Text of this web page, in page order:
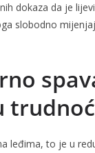
dokaza da je
slobodno
leđima, to je u